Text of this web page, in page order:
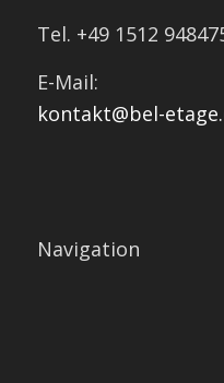
Tel. +49 1512
E-Mail:
kontakt@bel-
Navigation